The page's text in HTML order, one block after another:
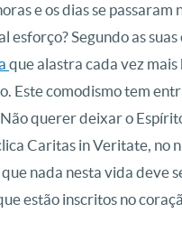
e os dias se passaram
esforço? Segundo as
que alastra cada vez
Este comodismo tem
querer deixar o
Caritas in Veritate, no
nada nesta vida deve
estão inscritos no